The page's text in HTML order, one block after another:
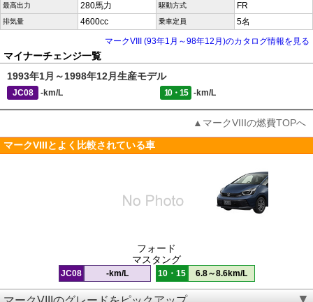
最高出力 280馬力 駆動方式 FR
排気量 4600cc 乗車定員
5名
マークVIII (93年1月～98年12月)のカタログ情報を見る
マイナーチェンジ一覧
1993年1月～1998年12月生産モデル
JC08 -km/L 10・15 -km/L
▲マークVIIIの燃費TOPへ
マークVIIIとよく比較されている車
フォード
マスタング
JC08 -km/L 10・15 6.8～8.6km/L